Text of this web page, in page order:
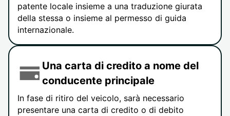
patente locale insieme a una traduzione giurata
della stessa o insieme al permesso di guida
internazionale.
Una carta di credito a nome del
conducente principale
In fase di ritiro del veicolo, sarà necessario
presentare una carta di credito o di debito